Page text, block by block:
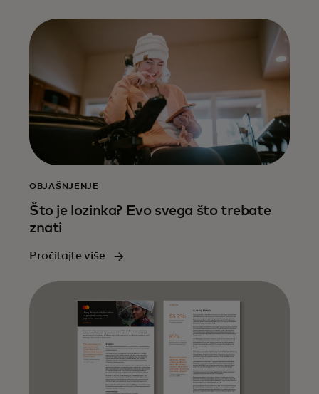
OBJAŠNJENJE
Što je lozinka? Evo svega što trebate
znati
Pročitajte više